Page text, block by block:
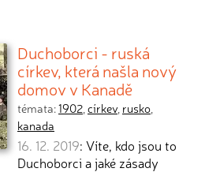
Duchoborci - ruská
církev, která našla nový
domov v Kanadě
témata:1902,církev, rusko,
kanada
16. 12. 2019: Víte, kdo jsou to
Duchoborci a jaké zásady